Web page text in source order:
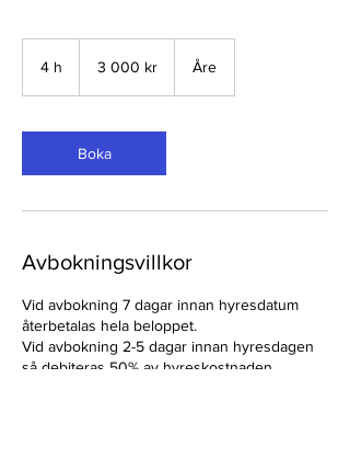
4 h
kronor3 000 kr Åre
Boka
Avbokningsvillkor
Vid avbokning 7 dagar innan hyresdatum
återbetalas hela beloppet.
Vid avbokning 2-5 dagar innan hyresdagen
så debiteras 50% av hyreskostnaden.